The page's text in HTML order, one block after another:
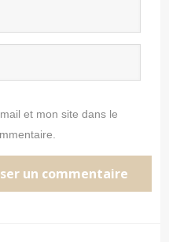
et mon site dans le